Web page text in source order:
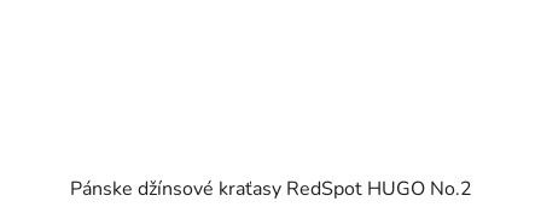
Pánske džínsové kraťasy RedSpot HUGO No.2